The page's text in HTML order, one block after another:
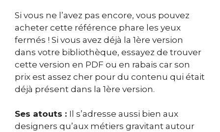
Si vous ne l’avez pas encore, vous pouvez
acheter cette référence phare les yeux
fermés ! Si vous avez déjà la 1ère version
dans votre bibliothèque, essayez de trouver
cette version en PDF ou en rabais car son
prix est assez cher pour du contenu qui était
déjà présent dans la 1ère version.
Ses atouts : Il s’adresse aussi bien aux
designers qu’aux métiers gravitant autour